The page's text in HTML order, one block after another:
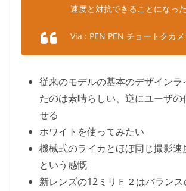
速度と対抗できることになった
Via : PEN PEN チョートクカ
従来のモデルの基本のデザインラ
たのは素晴らしい、逆にユーザの
せる
ホワイトを使ってみたい
機械式のライカとほぼ同じ撮影速
という感慨
新レンズの12ミリＦ２はバラン